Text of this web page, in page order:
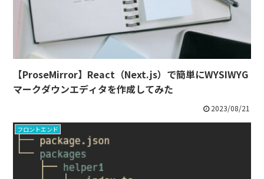
【ProseMirror】React（Next.js）で簡単にWYSIWYG
マークダウンエディタを作成してみた
2023/08/21
フロントエンド